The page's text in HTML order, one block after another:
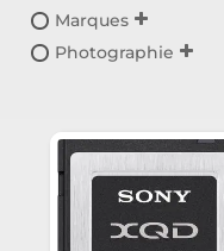
Marques
Photographie